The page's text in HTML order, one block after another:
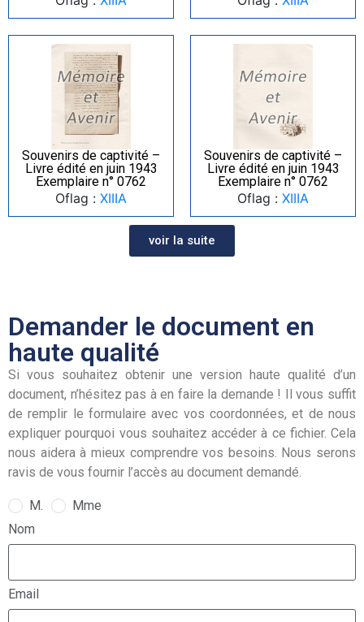
Souvenirs de captivité –
Livre édité en juin 1943
Exemplaire n° 0762
Oflag : XIIIA
Souvenirs de captivité –
Livre édité en juin 1943
Exemplaire n° 0762
Oflag : XIIIA
voir la suite
Demander le document en
haute qualité
Si vous souhaitez obtenir une version haute qualité d’un
document, n’hésitez pas à en faire la demande ! Il vous suffit
de remplir le formulaire avec vos coordonnées, et de nous
expliquer pourquoi vous souhaitez accéder à ce fichier. Cela
nous aidera à mieux comprendre vos besoins. Nous serons
ravis de vous fournir l’accès au document demandé.
M.
Mme
Nom
Email